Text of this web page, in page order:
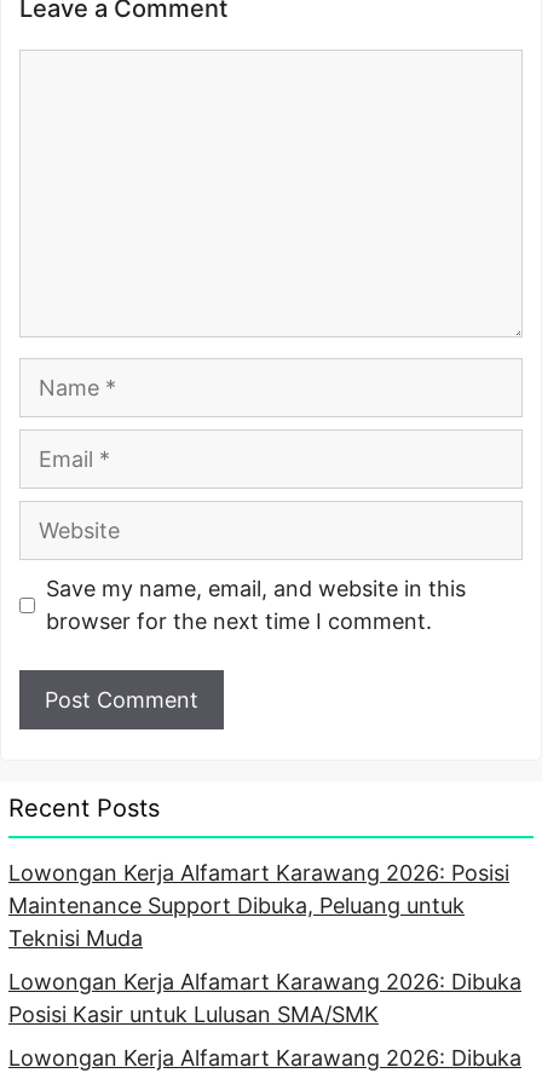
Leave a Comment
Name
Email
Website
Save my name, email, and website in this
browser for the next time I comment.
Recent Posts
Lowongan Kerja Alfamart Karawang 2026: Posisi
Maintenance Support Dibuka, Peluang untuk
Teknisi Muda
Lowongan Kerja Alfamart Karawang 2026: Dibuka
Posisi Kasir untuk Lulusan SMA/SMK
Lowongan Kerja Alfamart Karawang 2026: Dibuka